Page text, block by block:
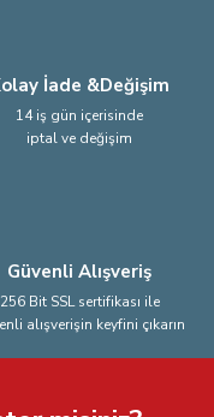
İade &Değişim
14 iş gün içerisinde
iptal ve değişim
Güvenli Alışveriş
256 Bit SSL sertifikası ile
alışverişin keyfini çıkarın